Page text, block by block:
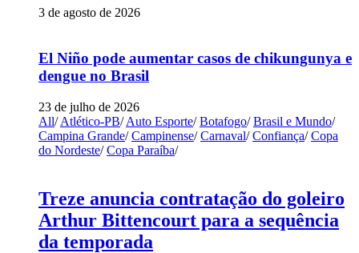
3 de agosto de 2026
El Niño pode aumentar casos de chikungunya e
dengue no Brasil
23 de julho de 2026
All/ Atlético-PB/ Auto Esporte/ Botafogo/ Brasil e Mundo/
Campina Grande/ Campinense/ Carnaval/ Confiança/ Copa
do Nordeste/ Copa Paraíba/
Treze anuncia contratação do goleiro
Arthur Bittencourt para a sequência
da temporada